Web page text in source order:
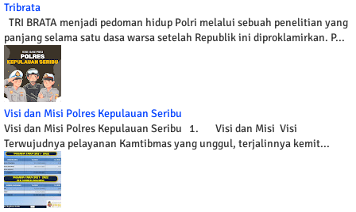
Tribrata
TRI BRATA menjadi pedoman hidup Polri melalui sebuah penelitian yang
panjang selama satu dasa warsa setelah Republik ini diproklamirkan. P...
Visi dan Misi Polres Kepulauan Seribu
Visi dan Misi Polres Kepulauan Seribu 1. Visi dan Misi Visi
Terwujudnya pelayanan Kamtibmas yang unggul, terjalinnya kemit...